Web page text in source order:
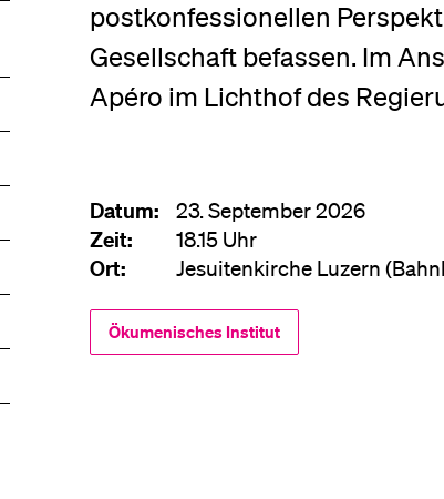
postkonfessionellen
Gesellschaft befassen. Im
Apéro im Lichthof des
Datum: 23. September 2026
Zeit: 18.15 Uhr
Ort: Jesuitenkirche Luzern
Ökumenisches Institut
Förderer